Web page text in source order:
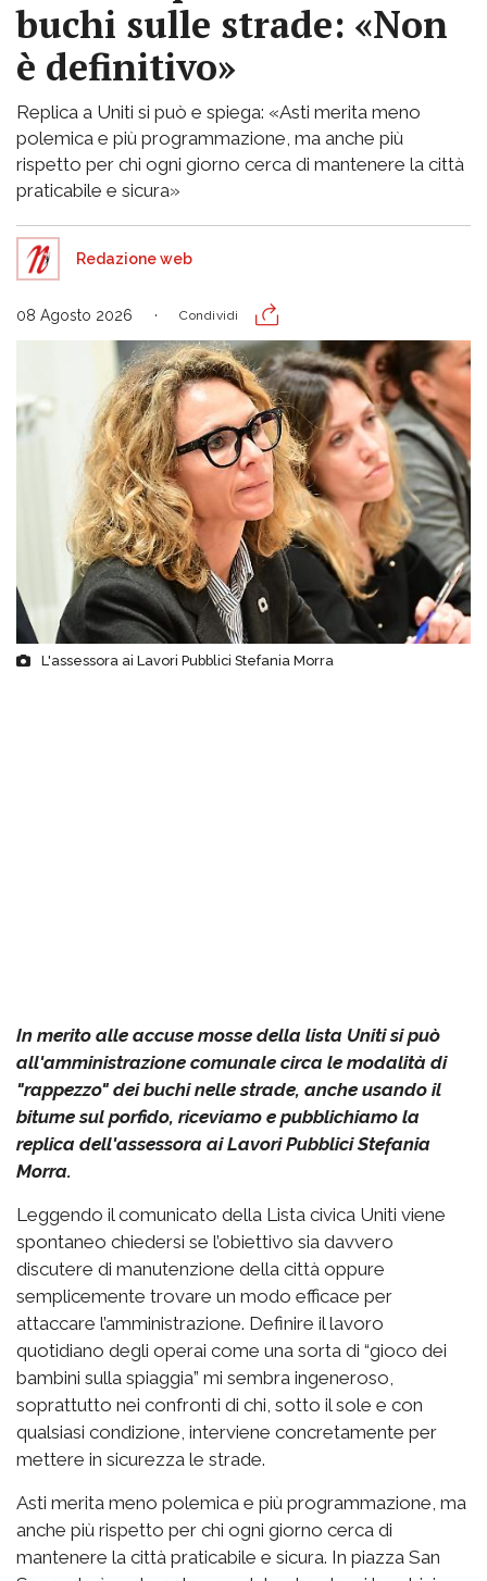
buchi sulle strade: «Non
è definitivo»
Replica a Uniti si può e spiega: «Asti merita meno
polemica e più programmazione, ma anche più
rispetto per chi ogni giorno cerca di mantenere la città
praticabile e sicura»
Redazione web
08 Agosto 2026 Condividi
L'assessora ai Lavori Pubblici Stefania Morra
In merito alle accuse mosse della lista Uniti si può
all'amministrazione comunale circa le modalità di
"rappezzo" dei buchi nelle strade, anche usando il
bitume sul porfido, riceviamo e pubblichiamo la
replica dell'assessora ai Lavori Pubblici Stefania
Morra.
Leggendo il comunicato della Lista civica Uniti viene
spontaneo chiedersi se l’obiettivo sia davvero
discutere di manutenzione della città oppure
semplicemente trovare un modo efficace per
attaccare l’amministrazione. Definire il lavoro
quotidiano degli operai come una sorta di “gioco dei
bambini sulla spiaggia” mi sembra ingeneroso,
soprattutto nei confronti di chi, sotto il sole e con
qualsiasi condizione, interviene concretamente per
mettere in sicurezza le strade.
Asti merita meno polemica e più programmazione, ma
anche più rispetto per chi ogni giorno cerca di
mantenere la città praticabile e sicura. In piazza San